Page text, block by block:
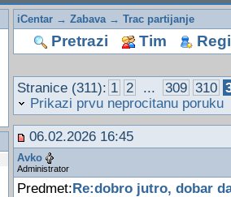
iCentar→ Zabava→ Trac partijanje
Pretrazi Tim
Stranice (311): 1 2 ... 309 310
Prikazi prvu neprocitanu poruku
06.02.2026 16:45
Avko
Administrator
Predmet: Re:dobro jutro, dobar